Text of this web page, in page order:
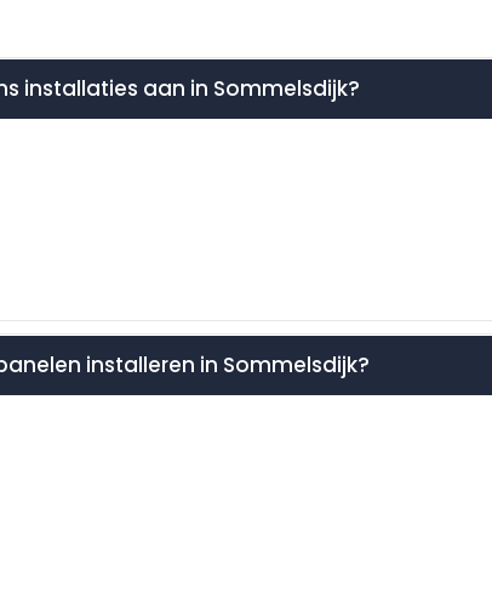
installaties aan in Sommelsdijk?
installeren in Sommelsdijk?